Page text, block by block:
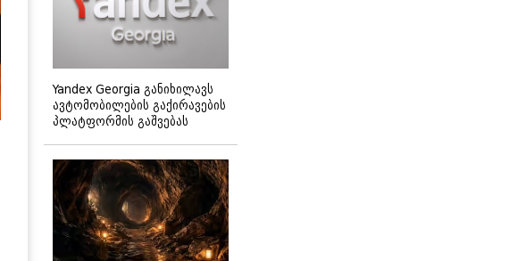
Yandex Georgia განიხილავს
ავტომობილების გაქირავების
პლატფორმის გაშვებას